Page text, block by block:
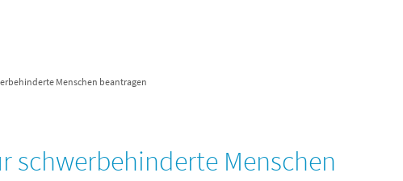
Menschen beantragen
schwerbehinderte Menschen